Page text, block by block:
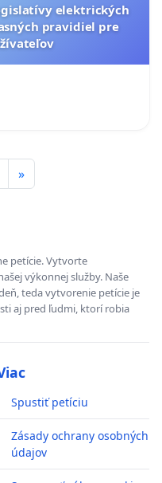
elektrických
pravidiel pre
»
petície. Vytvorte
výkonnej služby. Naše
teda vytvorenie petície je
aj pred ľudmi, ktorí robia
Spustiť petíciu
Zásady ochrany osobných
údajov